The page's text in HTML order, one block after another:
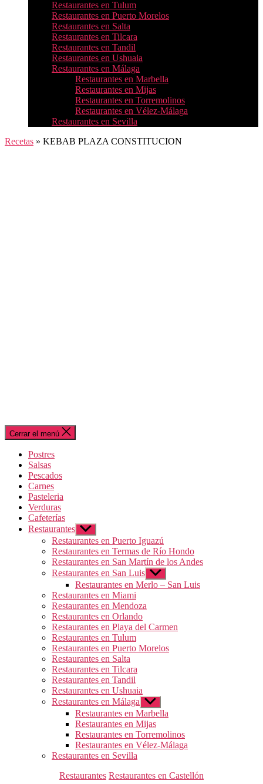
Restaurantes en Tulum
Restaurantes en Puerto Morelos
Restaurantes en Salta
Restaurantes en Tilcara
Restaurantes en Tandil
Restaurantes en Ushuaia
Restaurantes en Málaga
Restaurantes en Marbella
Restaurantes en Mijas
Restaurantes en Torremolinos
Restaurantes en Vélez-Málaga
Restaurantes en Sevilla
Recetas » KEBAB PLAZA CONSTITUCION
Cerrar el menú
Postres
Salsas
Pescados
Carnes
Pasteleria
Verduras
Cafeterías
Restaurantes Mostrar
el
submenú
Restaurantes en Puerto Iguazú
Restaurantes en Termas de Río Hondo
Restaurantes en San Martín de los Andes
Restaurantes en San Luis Mostrar
el
submenú
Restaurantes en Merlo – San Luis
Restaurantes en Miami
Restaurantes en Mendoza
Restaurantes en Orlando
Restaurantes en Playa del Carmen
Restaurantes en Tulum
Restaurantes en Puerto Morelos
Restaurantes en Salta
Restaurantes en Tilcara
Restaurantes en Tandil
Restaurantes en Ushuaia
Restaurantes en Málaga Mostrar
el
submenú
Restaurantes en Marbella
Restaurantes en Mijas
Restaurantes en Torremolinos
Restaurantes en Vélez-Málaga
Restaurantes en Sevilla
Categorías
Restaurantes Restaurantes en Castellón